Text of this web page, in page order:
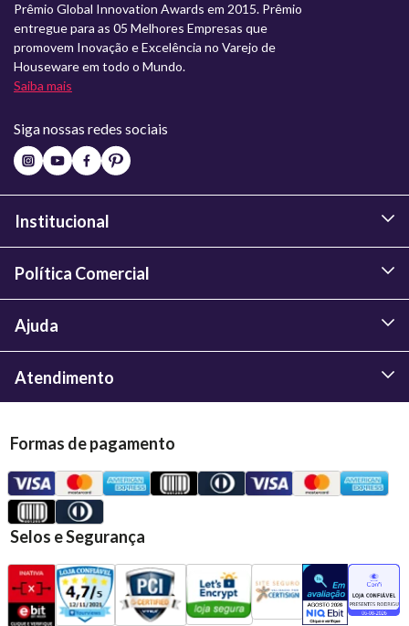
Prêmio Global Innovation Awards em 2015. Prêmio
entregue para as 05 Melhores Empresas que
promovem Inovação e Excelência no Varejo de
Houseware em todo o Mundo.
Saiba mais
Siga nossas redes sociais
Institucional
Política Comercial
Ajuda
Atendimento
Formas de pagamento
Selos e Segurança